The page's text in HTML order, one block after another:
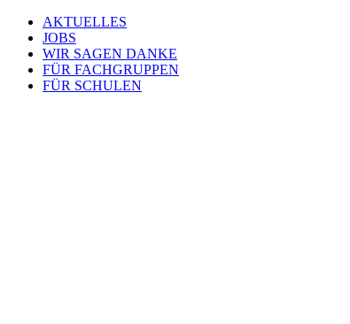
AKTUELLES
JOBS
WIR SAGEN DANKE
FÜR FACHGRUPPEN
FÜR SCHULEN